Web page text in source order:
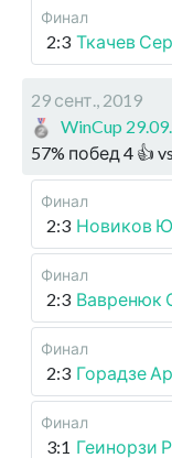
Финал
2:3 Ткачев
29 сент., 2019
WinCup
57% побед 4 👍 vs
Финал
2:3 Новиков
Финал
2:3 Вавренюк
Финал
2:3 Горадзе
Финал
3:1 Геинорзи